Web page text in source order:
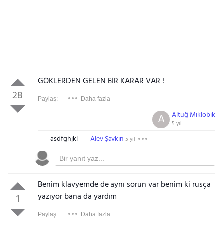
28
GÖKLERDEN GELEN BİR KARAR VAR !
Paylaş: Daha fazla
Altuğ Miklobik
5 yıl
A
asdfghjkl Alev Şavkın 5 yıl
1
Benim klavyemde de aynı sorun var benim ki rusça
yazıyor bana da yardım
Paylaş: Daha fazla